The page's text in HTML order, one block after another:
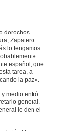
derechos
Zapatero
lo tengamos
español, que
tarea, a
la paz».
y medio entró
general.
le den el